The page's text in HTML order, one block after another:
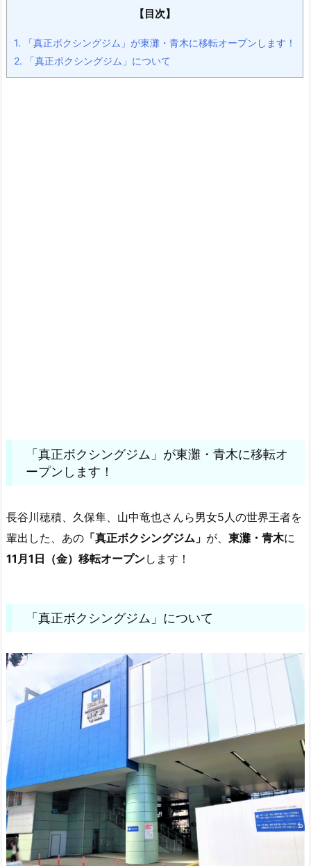
【目次】
1. 「真正ボクシングジム」が東灘・青木に移転オープンします！
2. 「真正ボクシングジム」について
「真正ボクシングジム」が東灘・青木に移転オ
ープンします！
長谷川穂積、久保隼、山中竜也さんら男女5人の世界王者を
輩出した、あの 「真正ボクシングジム」 が、 東灘・青木に
11月1日（金）移転オープンします！
「真正ボクシングジム」について